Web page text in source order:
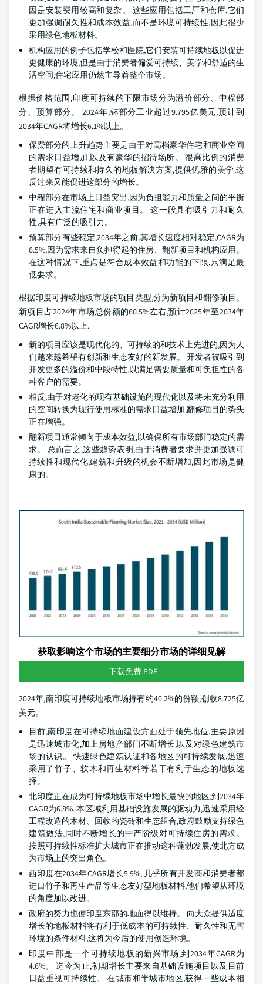
因是安装费用较高和复杂。 这些应用包括工厂和仓库,它们
更加强调耐久性和成本效益,而不是环境可持续性,因此很少
采用绿色地板材料。
机构应用的例子包括学校和医院,它们安装可持续地板以促进
更健康的环境,但是由于消费者偏爱可持续、美学和舒适的生
活空间,住宅应用仍然主导着整个市场。
根据价格范围,印度可持续的下限市场分为溢价部分、中程部
分、预算部分。 2024年,钚部分工业超过9.795亿美元,预计到
2034年CAGR将增长6.1%以上。
保费部分的上升趋势主要是由于对高档豪华住宅和商业空间
的需求日益增加,以及有豪华的招待场所。 很高比例的消费
者期望有可持续和持久的地板解决方案,提供优雅的美学,这
反过来又能促进这部分的增长。
中程部分在市场上日益突出,因为负担能力和质量之间的平衡
正在进入主流住宅和商业项目。 这一段具有吸引力和耐久
性,具有广泛的吸引力。
预算部分有些稳定,2034年之前,其增长速度相对稳定,CAGR为
6.5%,因为需求来自负担得起的住房、翻新项目和机构应用。
在这种情况下,重点是符合成本效益和功能的下限,只满足最
低要求。
根据印度可持续地板市场的项目类型,分为新项目和翻修项目。
新项目占2024年市场总份额的60.5%左右,预计2025年至2034年
CAGR增长6.8%以上.
新的项目应该是现代化的、可持续的和技术上先进的,因为人
们越来越希望有创新和生态友好的新发展。 开发者被吸引到
开发更多的溢价和中段特性,以满足需要质量和可负担性的各
种客户的需要。
相反,由于对老化的现有基础设施的现代化以及将未充分利用
的空间转换为现行使用标准的需求日益增加,翻修项目的势头
正在增强。
翻新项目通常倾向于成本效益,以确保所有市场部门稳定的需
求。 总而言之,这些趋势表明,由于消费者要求并更加强调可
持续性和现代化,建筑和升级的机会不断增加,因此市场是健
康的。
获取影响这个市场的主要细分市场的详细见解
下载免费 PDF
2024年,南印度可持续地板市场持有约40.2%的份额,创收8.725亿
美元。
目前,南印度在可持续地面建设方面处于领先地位,主要原因
是迅速城市化,加上房地产部门不断增长,以及对绿色建筑市
场的认识。 快速绿色建筑认证和各地区的可持续发展,迅速
采用了竹子、软木和再生材料等若干有利于生态的地板选
择。
北印度正在成为可持续地板市场中增长最快的地区,到2034年
CAGR为6.8%. 本区域利用基础设施发展的驱动力,迅速采用经
工程改造的木材、回收的瓷砖和生态组合,政府鼓励支持绿色
建筑做法,同时不断增长的中产阶级对可持续住房的需求。
按照可持续性标准扩大城市正在推动这种蓬勃发展,使北方成
为市场上的突出角色。
西印度在2034年CAGR增长5.9%, 几乎所有开发商和消费者都
进口竹子和再生产品等生态友好型地板材料,他们希望从环境
的角度加以改进。
政府的努力也使印度东部的地面得以维持。 向大众提供适度
增长的地板材料将有利于低成本的可持续性、耐久性和无害
环境的条件材料,这将为今后的使用创造环境。
印度中部是一个可持续地板的新兴市场,到2034年CAGR为
4.6%。 迄今为止,初期增长主要来自基础设施项目以及目前
日益重视可持续性。 在城市和半城市地区,获得一些成本相